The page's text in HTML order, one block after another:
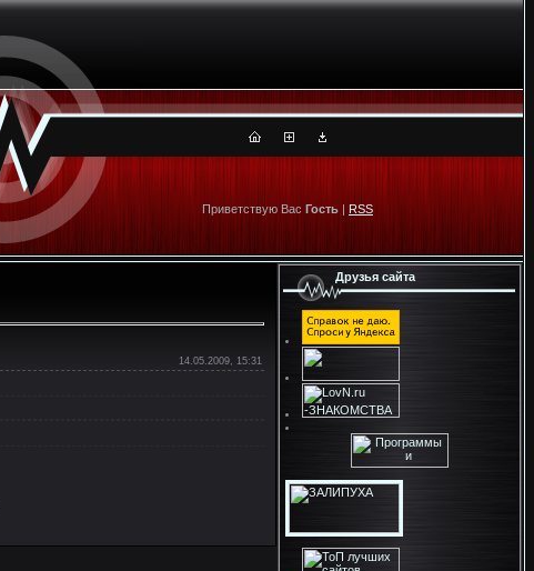
Приветствую Вас Гость | RSS
14.05.2009, 15:31
Друзья сайта